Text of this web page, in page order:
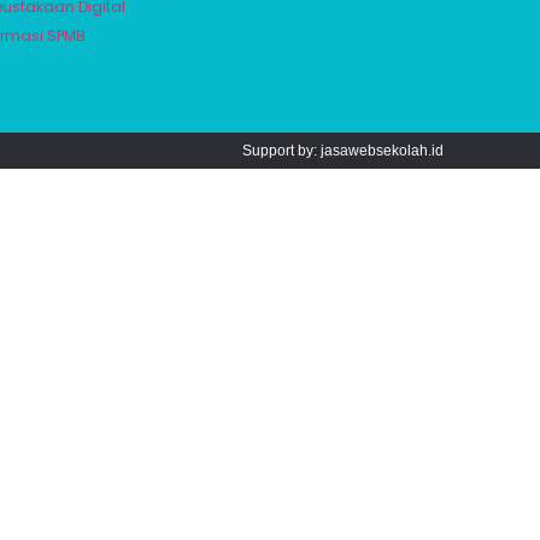
Digital
SPMB
Support by: jasawebsekolah.id